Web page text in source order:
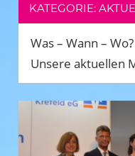
ist!KATEGORIE:
Was – Wann – Wo?
Unsere aktuellen